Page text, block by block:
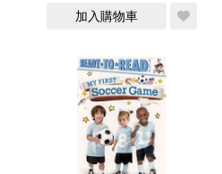
加入購物車